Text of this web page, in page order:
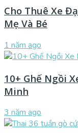
Cho Thuê Xe
Mẹ Và Bé
1 năm ago
10+ Ghế Ngồi
Minh
3 năm ago